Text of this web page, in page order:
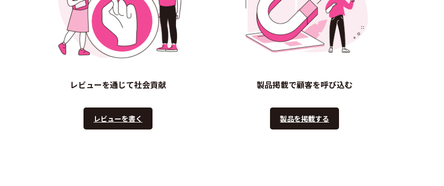
レビューを通じて社会貢献
レビューを書く
製品掲載で顧客を呼び込む
製品を掲載する